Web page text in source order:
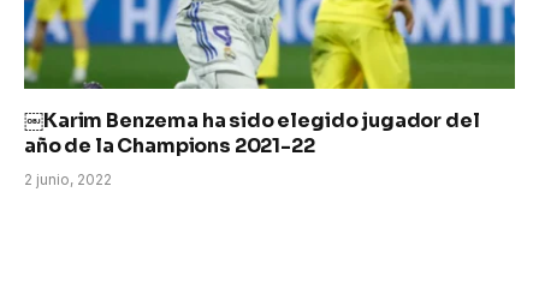
￼Karim Benzema ha sido elegido jugador del
año de la Champions 2021-22
2 junio, 2022